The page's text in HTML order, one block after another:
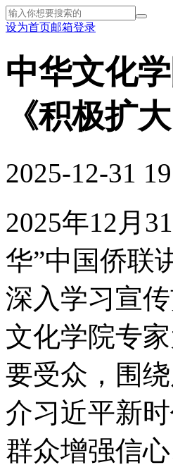
设为首页邮箱登录
中华文化
《积极扩
2025-12-31
2025年12月
华”中国侨联
深入学习宣
文化学院专
要受众，围
介习近平新
群众增强信